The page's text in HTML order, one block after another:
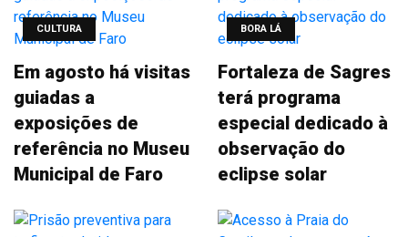
CULTURA
Em agosto há visitas
guiadas a
exposições de
referência no Museu
Municipal de Faro
BORA LÁ
Fortaleza de Sagres
terá programa
especial dedicado à
observação do
eclipse solar